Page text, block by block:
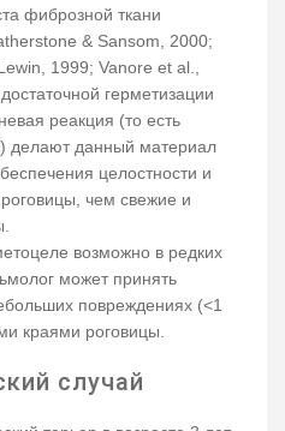
фиброзной ткани
& Sansom, 2000;
1999; Vanore et al.,
герметизации
реакция (то есть
делают данный материал
целостности и
чем свежие и
возможно в редких
может принять
повреждениях (<1
краями роговицы.
случай